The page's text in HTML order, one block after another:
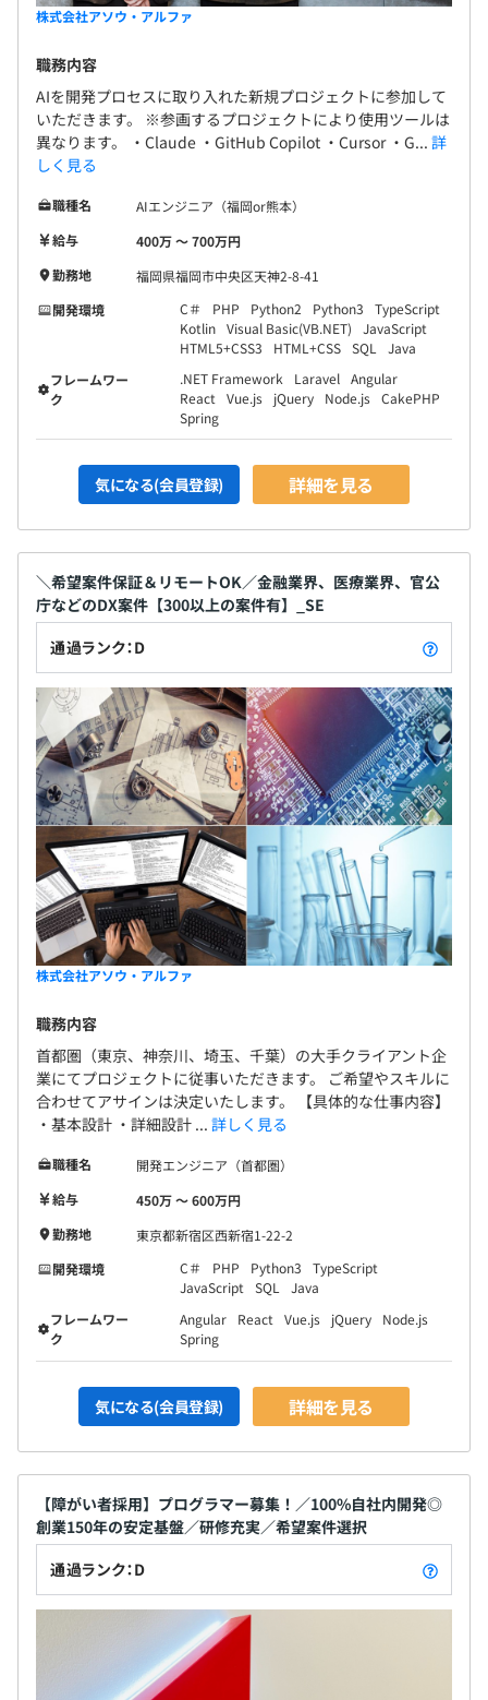
■半期ごとの目標設定、振り返りによる評価をおこなって
います。
昨年人事評価制度を見直し、自身の等級や評価を把握でき
るように改良しています。
■チャレンジポスト制度
年1回（入社1年後）必ず経営陣との面談が組まれます。
自身の成長の機会を得て、会社事業の発展に繋げる制度と
して、自身の想いを直接経営層に伝えることができる制度
希望とスキルがあれば、受託から自社開発への転向も可能
です。
※自社製品の開発は現状、熊本支社でのみ実施していま
エンジニアは約995名で構成されています。
内訳：ITエンジニアは約6割になります。
最小2～20名で開発をおこなっております。
プロジェクト期間は1年以上のものが多く、長期の案件が
主になります。
株式会社アソウ・アルファ
職務内容
AIを開発プロセスに取り入れた新規プロジェクトに参加して
いただきます。 ※参画するプロジェクトにより使用ツールは
異なります。 ・Claude ・GitHub Copilot ・Cursor ・G... 詳
しく見る
職種名
AIエンジニア（福岡or熊本）
給与
400万 〜 700万円
勤務地
福岡県福岡市中央区天神2-8-41
開発環境
C＃ PHP Python2 Python3
TypeScript
Kotlin Visual Basic(VB.NET)
JavaScript
HTML5+CSS3
HTML+CSS SQL
Java
フレームワー
ク
.NET Framework Laravel Angular
React
Vue.js jQuery Node.js CakePHP
Spring
気になる(会員登録) 詳細を見る
＼希望案件保証＆リモートOK／金融業界、医療業界、官公
庁などのDX案件【300以上の案件有】_SE
通過ランク：D
株式会社アソウ・アルファ
職務内容
首都圏（東京、神奈川、埼玉、千葉）の大手クライアント企
業にてプロジェクトに従事いただきます。 ご希望やスキルに
合わせてアサインは決定いたします。 【具体的な仕事内容】
・基本設計 ・詳細設計 ... 詳しく見る
職種名
開発エンジニア（首都圏）
給与
450万 〜 600万円
勤務地
東京都新宿区西新宿1-22-2
開発環境
C＃ PHP Python3
TypeScript
JavaScript
SQL
Java
フレームワー
ク
Angular React Vue.js jQuery
Node.js
Spring
気になる(会員登録) 詳細を見る
【障がい者採用】プログラマー募集！／100%自社内開発◎
創業150年の安定基盤／研修充実／希望案件選択
通過ランク：D